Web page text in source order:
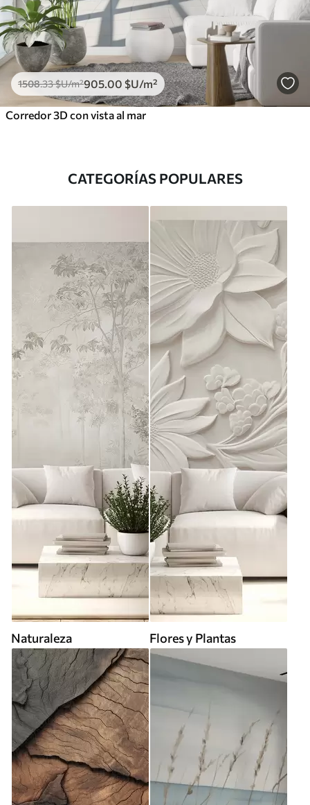
1508.33$U/m²905 .00 $U/m²
Corredor 3D con vista al mar
CATEGORÍAS POPULARES
Naturaleza Flores y Plantas